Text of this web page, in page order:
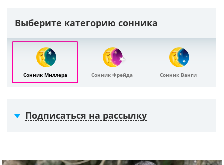
Выберите категорию сонника
Сонник Миллера Сонник Фрейда Сонник Ванги
Подписаться на рассылку